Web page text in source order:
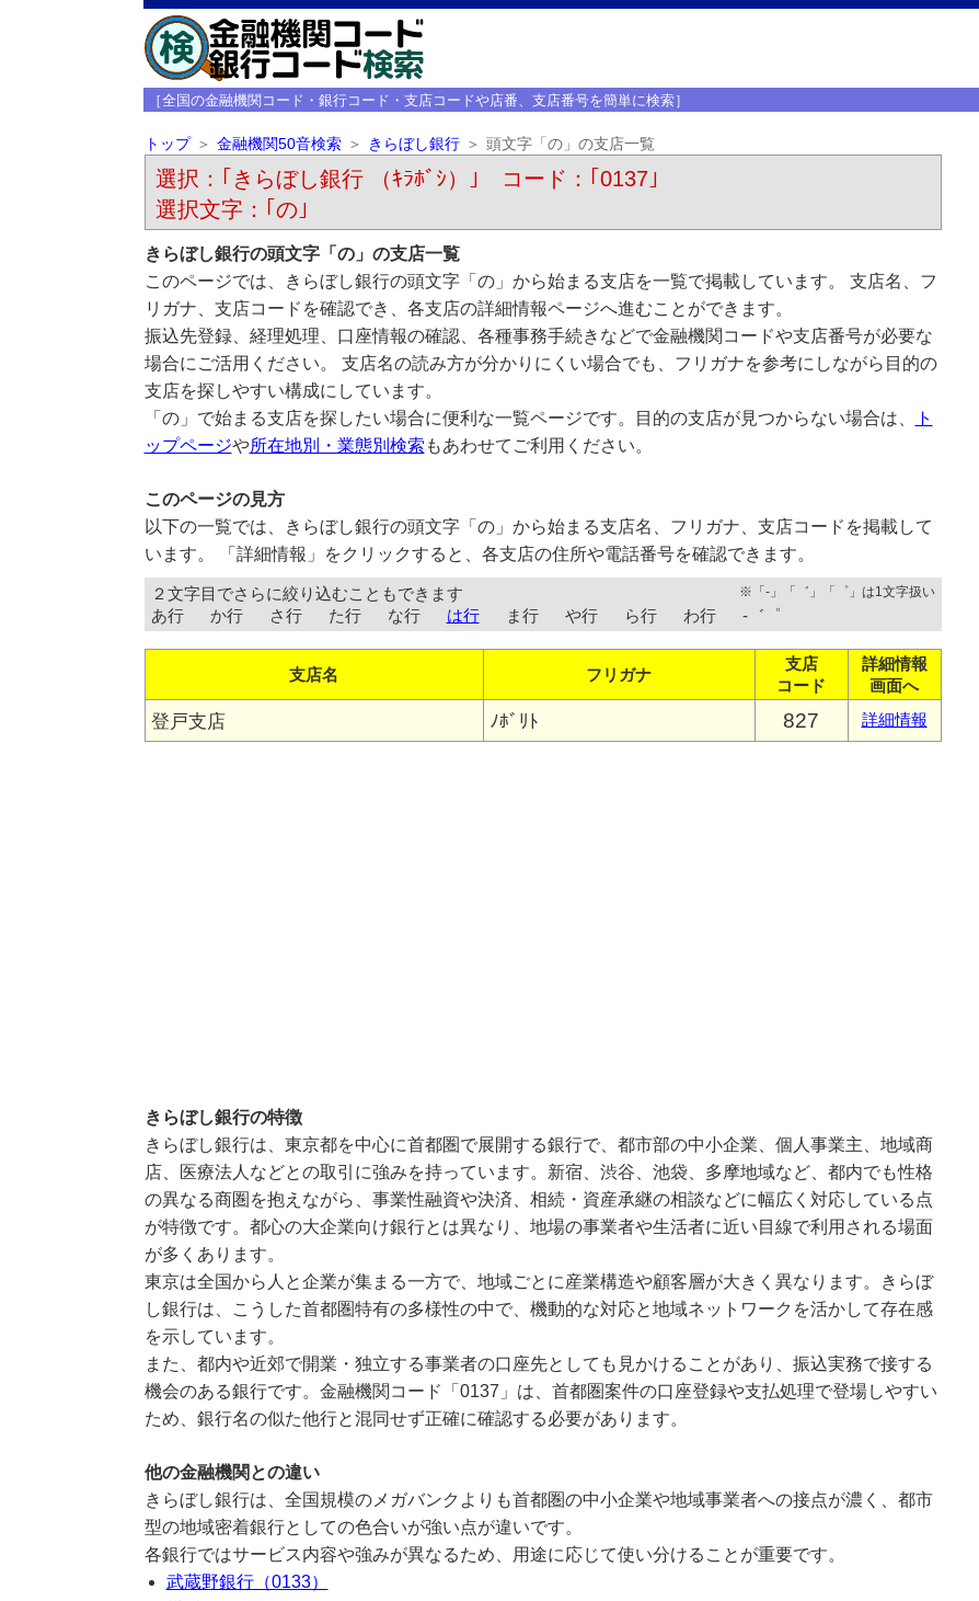
［全国の金融機関コード・銀行コード・支店コードや店番、支店番号を簡単に検索］
トップ 金融機関50音検索 きらぼし銀行 頭文字「の」の支店一覧
選択：｢きらぼし銀行 （ｷﾗﾎﾞｼ）｣ コード：｢0137｣
選択文字：｢の｣
きらぼし銀行の頭文字「の」の支店一覧
このページでは、きらぼし銀行の頭文字「の」から始まる支店を一覧で掲載しています。 支店名、フ
リガナ、支店コードを確認でき、各支店の詳細情報ページへ進むことができます。
振込先登録、経理処理、口座情報の確認、各種事務手続きなどで金融機関コードや支店番号が必要な
場合にご活用ください。 支店名の読み方が分かりにくい場合でも、フリガナを参考にしながら目的の
支店を探しやすい構成にしています。
「の」で始まる支店を探したい場合に便利な一覧ページです。目的の支店が見つからない場合は、
ト
ップページや所在地別・業態別検索 もあわせてご利用ください。
このページの見方
以下の一覧では、きらぼし銀行の頭文字「の」から始まる支店名、フリガナ、支店コードを掲載して
います。 「詳細情報」をクリックすると、各支店の住所や電話番号を確認できます。
２文字目でさらに絞り込むこともできます ※「-」「゛」「゜」は1文字扱い
あ行 か行 さ行 た行 な行 は行 ま行 や行 ら行 わ行 -゛゜
支店名 フリガナ
支店
コード
詳細情報
画面へ
登戸支店 ﾉﾎﾞﾘﾄ 827 詳細情報
きらぼし銀行の特徴
きらぼし銀行は、東京都を中心に首都圏で展開する銀行で、都市部の中小企業、個人事業主、地域商
店、医療法人などとの取引に強みを持っています。新宿、渋谷、池袋、多摩地域など、都内でも性格
の異なる商圏を抱えながら、事業性融資や決済、相続・資産承継の相談などに幅広く対応している点
が特徴です。都心の大企業向け銀行とは異なり、地場の事業者や生活者に近い目線で利用される場面
が多くあります。
東京は全国から人と企業が集まる一方で、地域ごとに産業構造や顧客層が大きく異なります。きらぼ
し銀行は、こうした首都圏特有の多様性の中で、機動的な対応と地域ネットワークを活かして存在感
を示しています。
また、都内や近郊で開業・独立する事業者の口座先としても見かけることがあり、振込実務で接する
機会のある銀行です。金融機関コード「0137」は、首都圏案件の口座登録や支払処理で登場しやすい
ため、銀行名の似た他行と混同せず正確に確認する必要があります。
他の金融機関との違い
きらぼし銀行は、全国規模のメガバンクよりも首都圏の中小企業や地域事業者への接点が濃く、都市
型の地域密着銀行としての色合いが強い点が違いです。
各銀行ではサービス内容や強みが異なるため、用途に応じて使い分けることが重要です。
武蔵野銀行（0133）